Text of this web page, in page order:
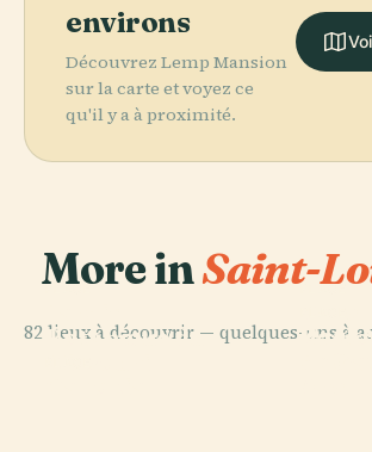
environs
Découvrez Lemp Mansion
sur la carte et voyez ce
qu'il y a à proximité.
More inSaint-
82 lieux à découvrir — quelques-uns à
PLACE
Botanique du
PLACE
Parc